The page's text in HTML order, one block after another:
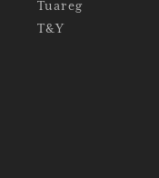
Tuareg
T&Y